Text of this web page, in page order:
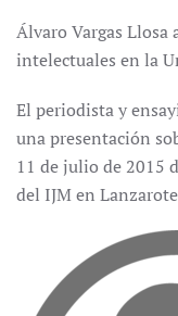
Álvaro Vargas
intelectuales en la
El periodista y
una presentación
11 de julio de 2015
del IJM en